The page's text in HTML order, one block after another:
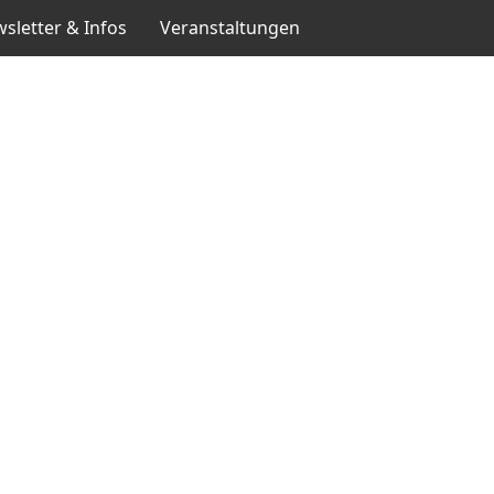
& Infos Veranstaltungen